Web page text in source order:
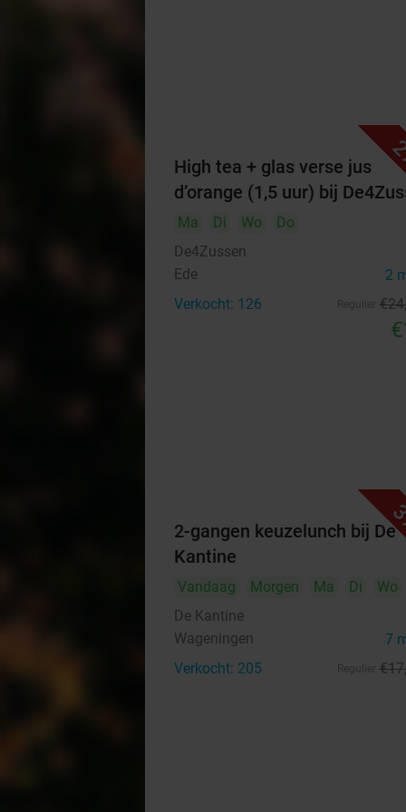
High tea + glas verse jus
d’orange (1,5 uur) bij
Ma Di Wo
Do
De4Zussen
Ede 2
Verkocht: 126 €24
2-gangen keuzelunch bij De
Kantine
Vandaag Morgen Ma Di Wo
De Kantine
Wageningen 7
Verkocht: 205 €17